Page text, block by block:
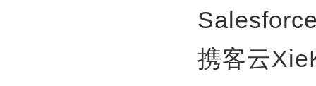
携客云